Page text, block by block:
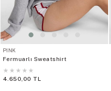
PINK
Fermuarlı Sweatshirt
★ ★ ★ ★ ★
4.650,00 TL